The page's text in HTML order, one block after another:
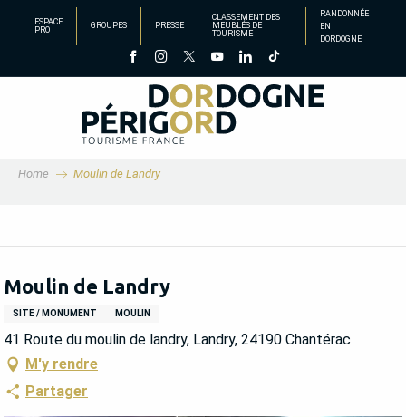
principal
ESPACE
PRO
GROUPES PRESSE
CLASSEMENT DES
MEUBLÉS DE
TOURISME
RANDONNÉE
EN
DORDOGNE
Home Moulin de Landry
Moulin de Landry
SITE / MONUMENT MOULIN
41 Route du moulin de landry, Landry, 24190 Chantérac
M'y rendre
Partager